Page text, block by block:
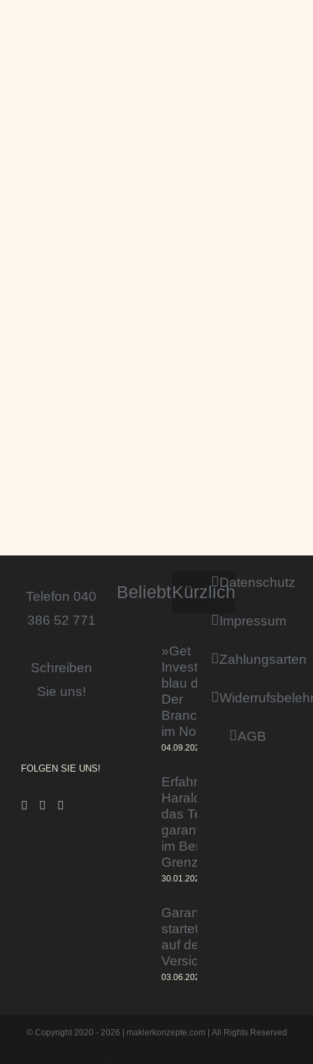
Telefon 040
386 52 771
Schreiben
Sie uns!
FOLGEN SIE UNS!
BeliebtKürzlich
»Get
Invested by
blau direkt«:
Der
Branchentag
im Norden
04.09.2023
Erfahrener Experte
Harald Wesely stärkt
das Team von
garantiertmehrnetto.de
im Bereich
Grenzgänger
30.01.2024
Garantiertmehrnetto.de®
startet Vermittlerplattform
auf deutschem
Versicherungsmarkt
03.06.2023
Datenschutz
Impressum
Zahlungsarten
AGB
© Copyright 2020 - 2026 | maklerkonzepte.com | All Rights Reserved